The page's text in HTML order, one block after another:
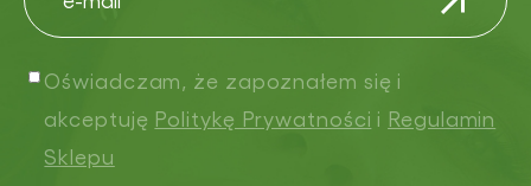
Oświadczam, że zapoznałem się i
akceptuję Politykę Prywatności i Regulamin
Sklepu